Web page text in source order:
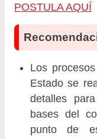
POSTULA AQUÍ
Los
Estado se
detalles
bases del
punto de